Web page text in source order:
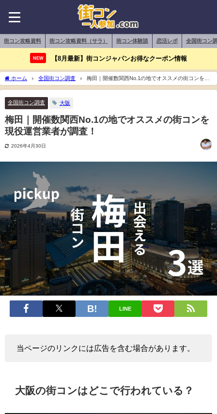
街コン攻略資料 街コン攻略資料（サラ） 街コン体験談 恋活レポ 全国街コン
NEW 【8月最新】街コンジャパンお得なクーポン情報
ホーム 全国街コン調査
梅田｜開催数関西No.1の地でオススメの街コンを現
役運営業者が調査！
全国街コン調査 大阪
梅田｜開催数関西No.1の地でオススメの街コンを
現役運営業者が調査！
2026年4月30日
LINE
当ページのリンクには広告を含む場合があります。
大阪の街コンはどこで行われている？